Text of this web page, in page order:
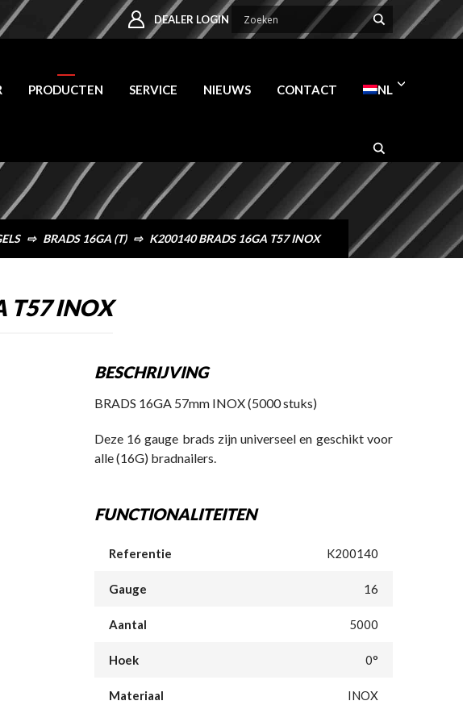
⇨ BRADS 16GA (T) ⇨ K200140 BRADS 16GA T57 INOX
DEALER LOGIN
PRODUCTEN SERVICE NIEUWS CONTACT NL
T57 INOX
BESCHRIJVING
BRADS 16GA 57mm INOX (5000 stuks)
Deze 16 gauge brads zijn universeel en geschikt voor
alle (16G) bradnailers.
FUNCTIONALITEITEN
Referentie K200140
Gauge 16
Aantal 5000
Hoek 0°
Materiaal INOX